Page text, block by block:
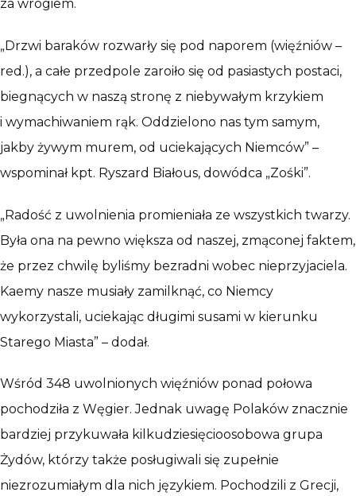
za wrogiem.
„Drzwi baraków rozwarły się pod naporem (więźniów –
red.), a całe przedpole zaroiło się od pasiastych postaci,
biegnących w naszą stronę z niebywałym krzykiem
i wymachiwaniem rąk. Oddzielono nas tym samym,
jakby żywym murem, od uciekających Niemców” –
wspominał kpt. Ryszard Białous, dowódca „Zośki”.
„Radość z uwolnienia promieniała ze wszystkich twarzy.
Była ona na pewno większa od naszej, zmąconej faktem,
że przez chwilę byliśmy bezradni wobec nieprzyjaciela.
Kaemy nasze musiały zamilknąć, co Niemcy
wykorzystali, uciekając długimi susami w kierunku
Starego Miasta” – dodał.
Wśród 348 uwolnionych więźniów ponad połowa
pochodziła z Węgier. Jednak uwagę Polaków znacznie
bardziej przykuwała kilkudziesięcioosobowa grupa
Żydów, którzy także posługiwali się zupełnie
niezrozumiałym dla nich językiem. Pochodzili z Grecji,